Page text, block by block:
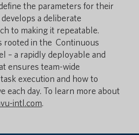
the parameters for their
a deliberate
to making it repeatable.
rooted in the Continuous
– a rapidly deployable and
ensures team-wide
execution and how to
each day. To learn more about
intl.com.